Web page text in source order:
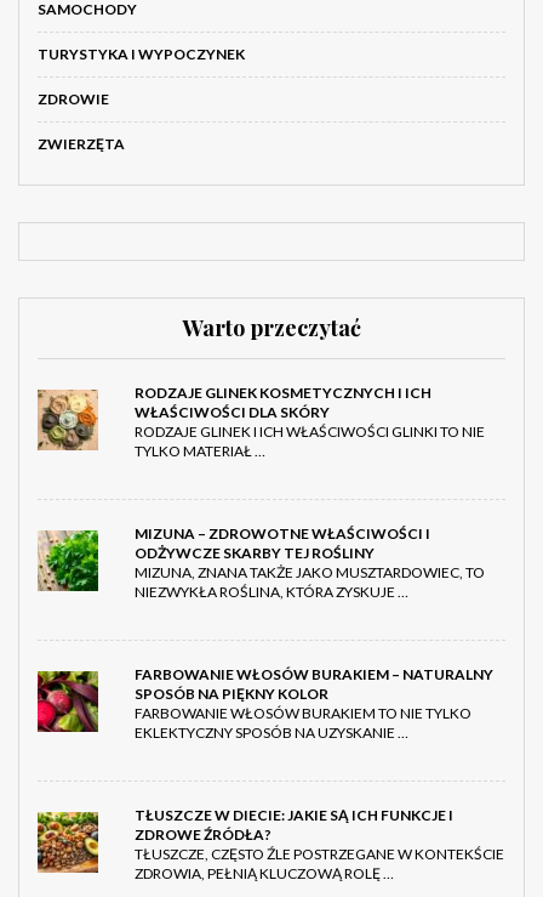
SAMOCHODY
TURYSTYKA I WYPOCZYNEK
ZDROWIE
ZWIERZĘTA
Warto przeczytać
RODZAJE GLINEK KOSMETYCZNYCH I ICH
WŁAŚCIWOŚCI DLA SKÓRY
RODZAJE GLINEK I ICH WŁAŚCIWOŚCI GLINKI TO NIE
TYLKO MATERIAŁ …
MIZUNA – ZDROWOTNE WŁAŚCIWOŚCI I
ODŻYWCZE SKARBY TEJ ROŚLINY
MIZUNA, ZNANA TAKŻE JAKO MUSZTARDOWIEC, TO
NIEZWYKŁA ROŚLINA, KTÓRA ZYSKUJE …
FARBOWANIE WŁOSÓW BURAKIEM – NATURALNY
SPOSÓB NA PIĘKNY KOLOR
FARBOWANIE WŁOSÓW BURAKIEM TO NIE TYLKO
EKLEKTYCZNY SPOSÓB NA UZYSKANIE …
TŁUSZCZE W DIECIE: JAKIE SĄ ICH FUNKCJE I
ZDROWE ŹRÓDŁA?
TŁUSZCZE, CZĘSTO ŹLE POSTRZEGANE W KONTEKŚCIE
ZDROWIA, PEŁNIĄ KLUCZOWĄ ROLĘ …